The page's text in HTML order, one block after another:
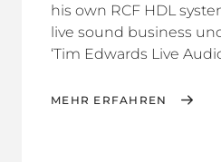
his own RCF HDL
live sound business
‘Tim Edwards Live
MEHR ERFAHREN